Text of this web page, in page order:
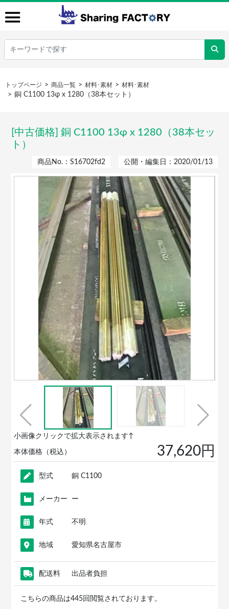
トップページ 商品一覧 材料･素材 材料･素材
銅 C1100 13φ x 1280（38本セット）
[中古価格] 銅 C1100 13φ x 1280（38本セッ
ト）
商品No.：S16702fd2 公開・編集日：2020/01/13
小画像クリックで拡大表示されます↑
本体価格（税込） 37,620円
型式 銅 C1100
メーカー ー
年式 不明
地域 愛知県名古屋市
配送料 出品者負担
こちらの商品は445回閲覧されております。